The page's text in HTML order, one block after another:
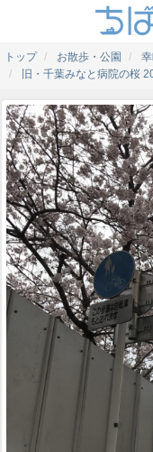
トップ お散歩・公園
旧・千葉みなと病院の桜